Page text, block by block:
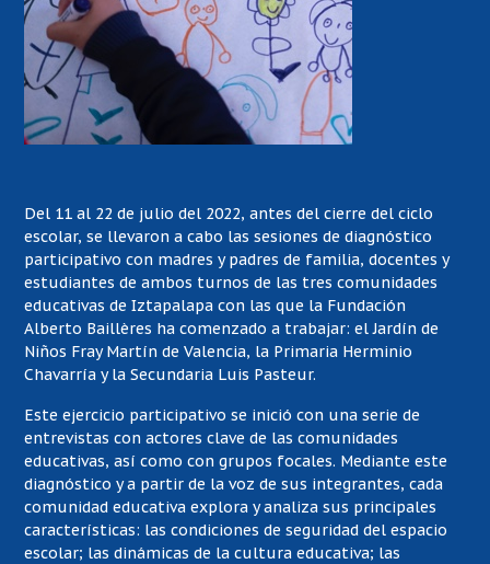
Del 11 al 22 de julio del 2022, antes del cierre del ciclo
escolar, se llevaron a cabo las sesiones de diagnóstico
participativo con madres y padres de familia, docentes y
estudiantes de ambos turnos de las tres comunidades
educativas de Iztapalapa con las que la Fundación
Alberto Baillères ha comenzado a trabajar: el Jardín de
Niños Fray Martín de Valencia, la Primaria Herminio
Chavarría y la Secundaria Luis Pasteur.
Este ejercicio participativo se inició con una serie de
entrevistas con actores clave de las comunidades
educativas, así como con grupos focales. Mediante este
diagnóstico y a partir de la voz de sus integrantes, cada
comunidad educativa explora y analiza sus principales
características: las condiciones de seguridad del espacio
escolar; las dinámicas de la cultura educativa; las